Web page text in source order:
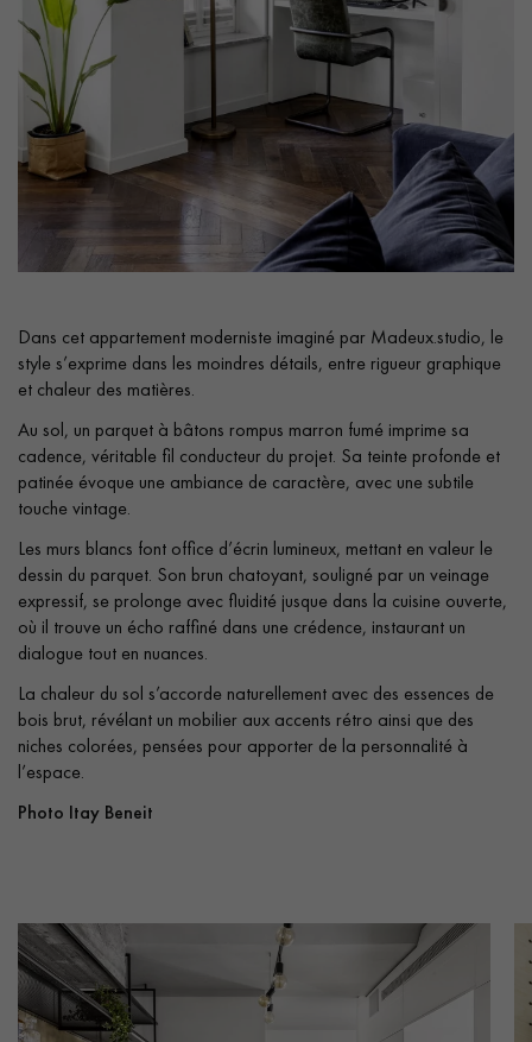
pas dans le choix et la pose de votre parquet.
Un expert Décoplus Parquets vous appelle
Demandez un rendez-vous personnalisé
Dans cet appartement moderniste imaginé par Madeux.studio, le
style s’exprime dans les moindres détails, entre rigueur graphique
et chaleur des matières.
Au sol, un parquet à bâtons rompus marron fumé imprime sa
cadence, véritable fil conducteur du projet. Sa teinte profonde et
patinée évoque une ambiance de caractère, avec une subtile
touche vintage.
Les murs blancs font office d’écrin lumineux, mettant en valeur le
dessin du parquet. Son brun chatoyant, souligné par un veinage
expressif, se prolonge avec fluidité jusque dans la cuisine ouverte,
où il trouve un écho raffiné dans une crédence, instaurant un
dialogue tout en nuances.
La chaleur du sol s’accorde naturellement avec des essences de
bois brut, révélant un mobilier aux accents rétro ainsi que des
niches colorées, pensées pour apporter de la personnalité à
l’espace.
Photo Itay Beneit